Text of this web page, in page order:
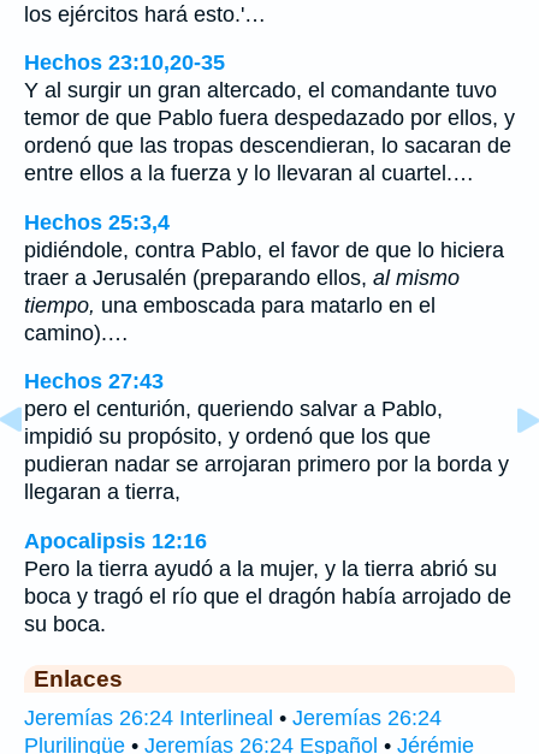
los ejércitos hará esto.'…
Hechos 23:10,20-35
Y al surgir un gran altercado, el comandante tuvo
temor de que Pablo fuera despedazado por ellos, y
ordenó que las tropas descendieran, lo sacaran de
entre ellos a la fuerza y lo llevaran al cuartel.…
Hechos 25:3,4
pidiéndole, contra Pablo, el favor de que lo hiciera
traer a Jerusalén (preparando ellos, al mismo
tiempo, una emboscada para matarlo en el
camino).…
Hechos 27:43
pero el centurión, queriendo salvar a Pablo,
impidió su propósito, y ordenó que los que
pudieran nadar se arrojaran primero por la borda y
llegaran a tierra,
Apocalipsis 12:16
Pero la tierra ayudó a la mujer, y la tierra abrió su
boca y tragó el río que el dragón había arrojado de
su boca.
Enlaces
Jeremías 26:24 Interlineal • Jeremías 26:24
Plurilingüe • Jeremías 26:24 Español • Jérémie